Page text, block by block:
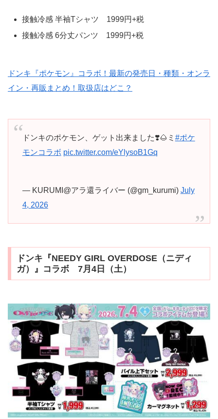
接触冷感 半袖Tシャツ 1999円+税
接触冷感 6分丈パンツ 1999円+税
ドンキ『ポケモン』コラボ！最新の発売日・種類・オンラ
イン・再販まとめ！取扱店はどこ？
ドンキのポケモン、ゲット出来ました❣️🌰ミ #ポケ
モンコラボ pic.twitter.com/eYlysoB1Gq
— KURUMI@アラ還ライバー (@gm_kurumi) July
4, 2026
ドンキ『NEEDY GIRL OVERDOSE（ニディ
ガ）』コラボ 7月4日（土）